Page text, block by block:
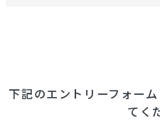
下記のエントリーフォー
てく